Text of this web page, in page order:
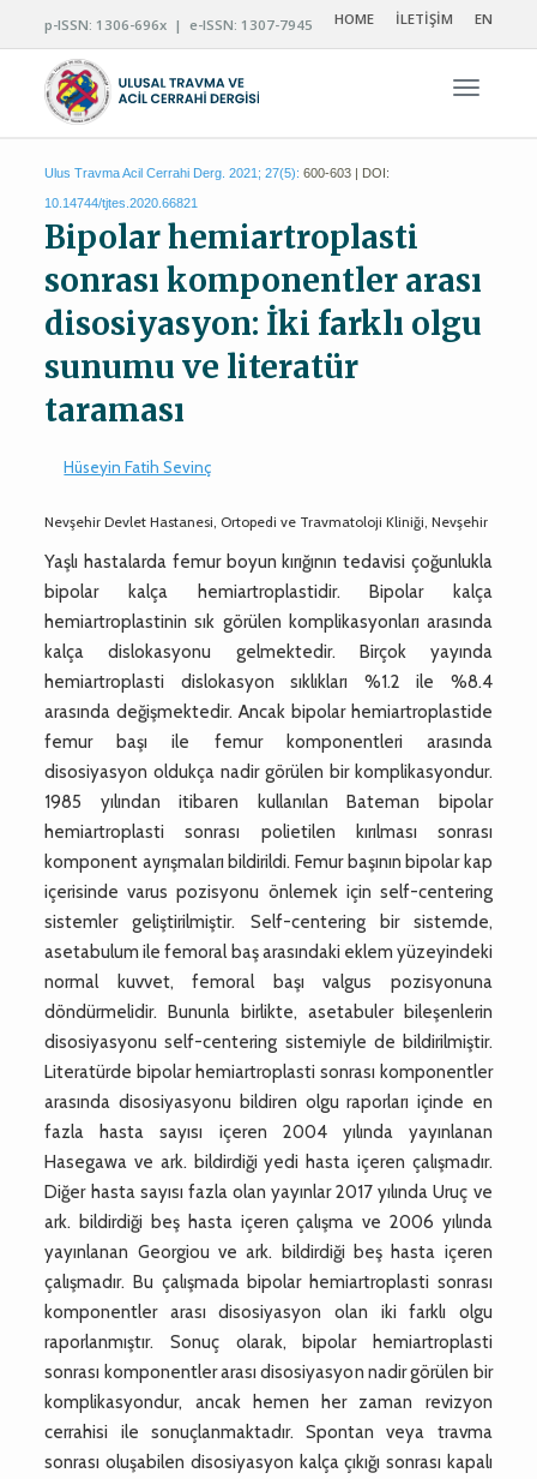
p-ISSN: 1306-696x | e-ISSN: 1307-7945 HOME İLETİŞİM EN
Ulus Travma Acil Cerrahi Derg. 2021; 27(5): 600-603 | DOI:
10.14744/tjtes.2020.66821
Bipolar hemiartroplasti
sonrası komponentler arası
disosiyasyon: İki farklı olgu
sunumu ve literatür
taraması
Hüseyin Fatih Sevinç
Nevşehir Devlet Hastanesi, Ortopedi ve Travmatoloji Kliniği, Nevşehir
Yaşlı hastalarda femur boyun kırığının tedavisi çoğunlukla
bipolar kalça hemiartroplastidir. Bipolar kalça
hemiartroplastinin sık görülen komplikasyonları arasında
kalça dislokasyonu gelmektedir. Birçok yayında
hemiartroplasti dislokasyon sıklıkları %1.2 ile %8.4
arasında değişmektedir. Ancak bipolar hemiartroplastide
femur başı ile femur komponentleri arasında
disosiyasyon oldukça nadir görülen bir komplikasyondur.
1985 yılından itibaren kullanılan Bateman bipolar
hemiartroplasti sonrası polietilen kırılması sonrası
komponent ayrışmaları bildirildi. Femur başının bipolar kap
içerisinde varus pozisyonu önlemek için self-centering
sistemler geliştirilmiştir. Self-centering bir sistemde,
asetabulum ile femoral baş arasındaki eklem yüzeyindeki
normal kuvvet, femoral başı valgus pozisyonuna
döndürmelidir. Bununla birlikte, asetabuler bileşenlerin
disosiyasyonu self-centering sistemiyle de bildirilmiştir.
Literatürde bipolar hemiartroplasti sonrası komponentler
arasında disosiyasyonu bildiren olgu raporları içinde en
fazla hasta sayısı içeren 2004 yılında yayınlanan
Hasegawa ve ark. bildirdiği yedi hasta içeren çalışmadır.
Diğer hasta sayısı fazla olan yayınlar 2017 yılında Uruç ve
ark. bildirdiği beş hasta içeren çalışma ve 2006 yılında
yayınlanan Georgiou ve ark. bildirdiği beş hasta içeren
çalışmadır. Bu çalışmada bipolar hemiartroplasti sonrası
komponentler arası disosiyasyon olan iki farklı olgu
raporlanmıştır. Sonuç olarak, bipolar hemiartroplasti
sonrası komponentler arası disosiyasyon nadir görülen bir
komplikasyondur, ancak hemen her zaman revizyon
cerrahisi ile sonuçlanmaktadır. Spontan veya travma
sonrası oluşabilen disosiyasyon kalça çıkığı sonrası kapalı